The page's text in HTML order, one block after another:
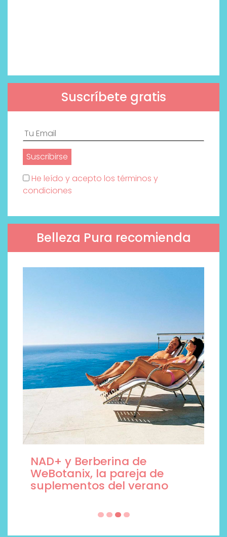
Suscríbete gratis
He leído y acepto los términos y
condiciones
Belleza Pura recomienda
Descubre cómo la cosmética
profesional va desde las
cabinas a tu rutina diaria